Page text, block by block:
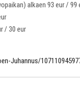
alkaen 93 eur / 99
/ 30 eur
Juhannus/